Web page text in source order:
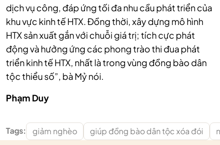
dịch vụ công, đáp ứng tối đa nhu cầu phát triển của
khu vực kinh tế HTX. Đồng thời, xây dựng mô hình
HTX sản xuất gắn với chuỗi giá trị; tích cực phát
động và hưởng ứng các phong trào thi đua phát
triển kinh tế HTX, nhất là trong vùng đồng bào dân
tộc thiểu số”, bà Mỷ nói.
Phạm Duy
Tags: giảm nghèo giúp đồng bào dân tộc xóa đói